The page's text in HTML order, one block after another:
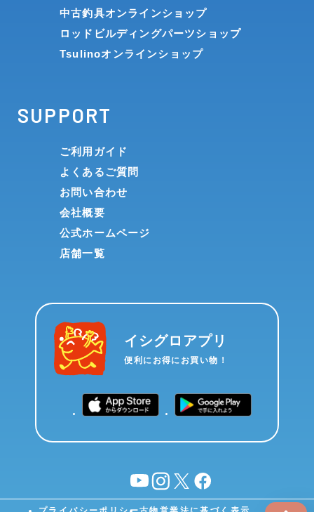
中古釣具オンラインショップ
ロッドビルディングパーツショップ
Tsulinoオンラインショップ
SUPPORT
ご利用ガイド
よくあるご質問
お問い合わせ
会社概要
公式ホームページ
店舗一覧
イシグロアプリ
便利にお得にお買い物！
YouTubeinstagram
X facebook